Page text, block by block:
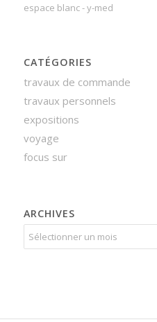
espace blanc - y-med
CATÉGORIES
travaux de commande
travaux personnels
expositions
voyage
focus sur
ARCHIVES